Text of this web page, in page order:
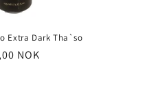
Extra Dark Tha`so
NOK